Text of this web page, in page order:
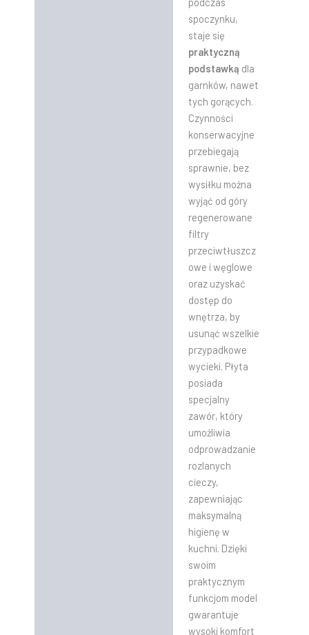
spoczynku,
staje się
praktyczną
podstawką dla
garnków, nawet
tych gorących.
Czynności
konserwacyjne
przebiegają
sprawnie, bez
wysiłku można
wyjąć od góry
regenerowane
filtry
przeciwtłuszcz
owe i węglowe
oraz uzyskać
dostęp do
wnętrza, by
usunąć wszelkie
przypadkowe
wycieki. Płyta
posiada
specjalny
zawór, który
umożliwia
odprowadzanie
rozlanych
cieczy,
zapewniając
maksymalną
higienę w
kuchni. Dzięki
swoim
praktycznym
funkcjom model
gwarantuje
wysoki komfort